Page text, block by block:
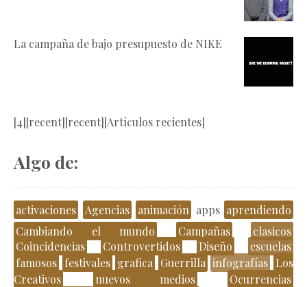
La campaña de bajo presupuesto de NIKE
[4][recent][recent][Artículos recientes]
Algo de:
activaciones Agencias animación apps aprendiendo
Cambiando el mundo
Campañas
clasicos
Coincidencias
Controvertidos Diseño
escuelas
famosos festivales grafica Guerrilla infografías Los
Creativos
nuevos medios
Ocurrencias